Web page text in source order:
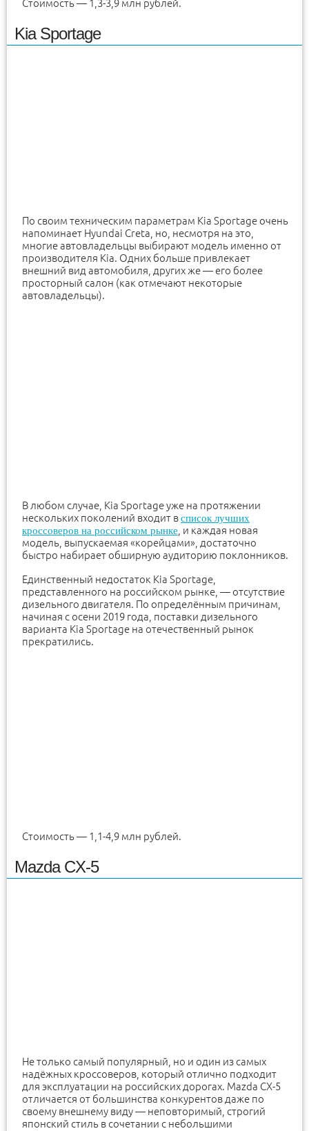
Стоимость — 1,3-3,9 млн рублей.
Kia Sportage
По своим техническим параметрам Kia Sportage очень
напоминает Hyundai Creta, но, несмотря на это,
многие автовладельцы выбирают модель именно от
производителя Kia. Одних больше привлекает
внешний вид автомобиля, других же — его более
просторный салон (как отмечают некоторые
автовладельцы).
В любом случае, Kia Sportage уже на протяжении
нескольких поколений входит всписок лучших
кроссоверов на российском рынке , и каждая новая
модель, выпускаемая «корейцами», достаточно
быстро набирает обширную аудиторию поклонников.
Единственный недостаток Kia Sportage,
представленного на российском рынке, — отсутствие
дизельного двигателя. По определённым причинам,
начиная с осени 2019 года, поставки дизельного
варианта Kia Sportage на отечественный рынок
прекратились.
Стоимость — 1,1-4,9 млн рублей.
Mazda CX-5
Не только самый популярный, но и один из самых
надёжных кроссоверов, который отлично подходит
для эксплуатации на российских дорогах. Mazda CX-5
отличается от большинства конкурентов даже по
своему внешнему виду — неповторимый, строгий
японский стиль в сочетании с небольшими